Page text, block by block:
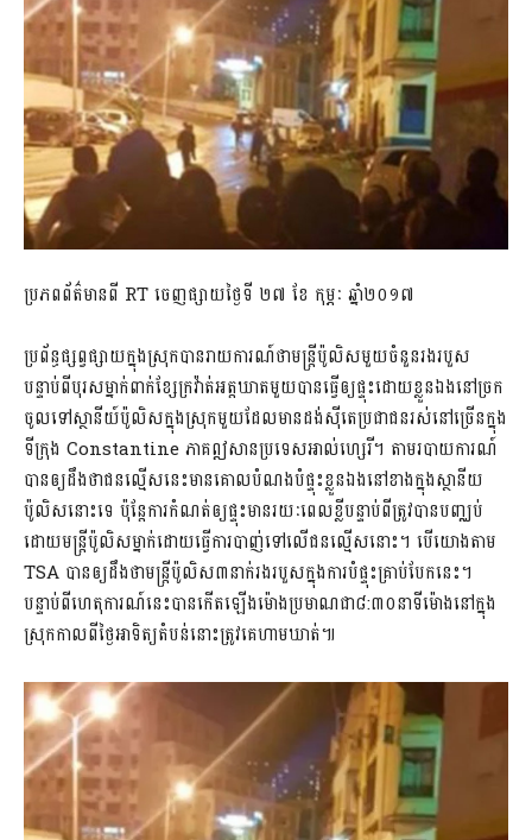
ប្រភពព័ត៌មានពី RT ចេញផ្សាយថ្ងៃទី ២៧ ខែ កុម្ភៈ ឆ្នាំ២០១៧
ប្រព័ន្ធផ្សព្វផ្សាយក្នុងស្រុកបានរាយការណ៍ថាមន្ត្រីប៉ូលិសមួយចំនួនរងរបួស
បន្ទាប់ពីបុរសម្នាក់ពាក់ខ្សែក្រវ៉ាត់អត្តឃាតមួយបានធ្វើឲ្យផ្ទុះដោយខ្លួនឯងនៅច្រក
ចូលទៅស្ថានីយ៍ប៉ូលិសក្នុងស្រុកមួយដែលមានដង់ស៊ីតេប្រជាជនរស់នៅច្រើនក្នុង
ទីក្រុង Constantine ភាគឦសានប្រទេសអាល់ហ្សេរី។ តាមរបាយការណ៍
បានឲ្យដឹងថាជនល្មើសនេះមានគោលបំណងបំផ្ទុះខ្លួនឯងនៅខាងក្នុងស្ថានីយ
ប៉ូលិសនោះទេ ប៉ុន្តែការកំណត់ឲ្យផ្ទុះមានរយៈពេលខ្លីបន្ទាប់ពីត្រូវបានបញ្ឈប់
ដោយមន្ត្រីប៉ូលិសម្នាក់ដោយធ្វើការបាញ់ទៅលើជនល្មើសនោះ។ បើយោងតាម
TSA បានឲ្យដឹងថាមន្រ្តីប៉ូលិស៣នាក់រងរបួសក្នុងការបំផ្ទុះគ្រាប់បែកនេះ។
បន្ទាប់ពីហេតុការណ៍នេះបានកើតឡើងម៉ោងប្រមាណជា៨:៣០នាទីម៉ោងនៅក្នុង
ស្រុកកាលពីថ្ងៃអាទិត្យតំបន់នោះត្រូវគេហាមឃាត់៕